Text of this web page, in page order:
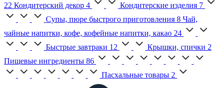
22 Кондитерский декор 4 Кондитерские изделия 7
Супы, пюре быстрого приготовления 8 Чай,
чайные напитки, кофе, кофейные напитки, какао 24
Быстрые завтраки 12 Крышки, спички 2
Пищевые ингредиенты 86
Пасхальные товары 2